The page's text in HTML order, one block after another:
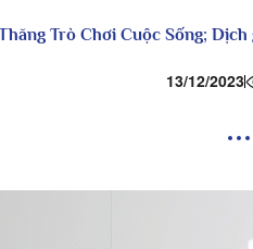
Trò Chơi Cuộc Sống; Dịch
13/12/2023